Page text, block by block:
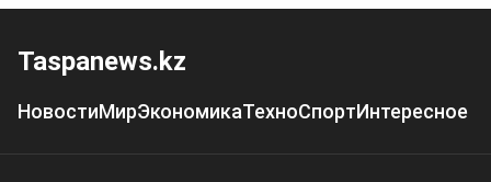
Taspanews.kz
НовостиМирЭкономикаТехноСпортИнтересное